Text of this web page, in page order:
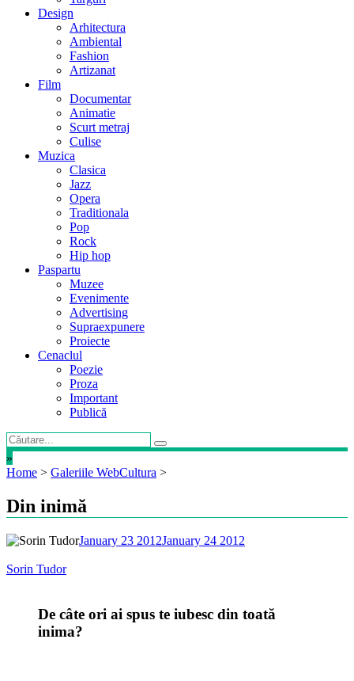
Design
Arhitectura
Ambiental
Fashion
Artizanat
Film
Documentar
Animatie
Scurt metraj
Culise
Muzica
Clasica
Jazz
Opera
Traditionala
Pop
Rock
Hip hop
Paspartu
Muzee
Evenimente
Advertising
Supraexpunere
Proiecte
Cenaclul
Poezie
Proza
Important
Publică
»
Home > Galeriile WebCultura >
Din inimă
January 23 2012January 24 2012
Sorin Tudor
De câte ori ai spus te iubesc din toată
inima?